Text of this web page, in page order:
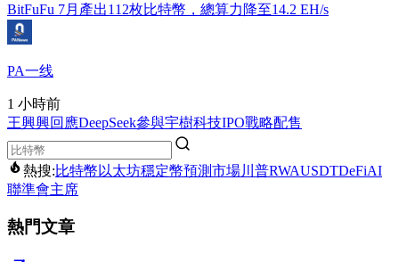
BitFuFu 7月產出112枚比特幣，總算力降至14.2 EH/s
PA一线
1 小時前
王興興回應DeepSeek參與宇樹科技IPO戰略配售
熱搜:比特幣 以太坊穩定幣預測市場川普RWAUSDTDeFiAI
聯準會主席
熱門文章